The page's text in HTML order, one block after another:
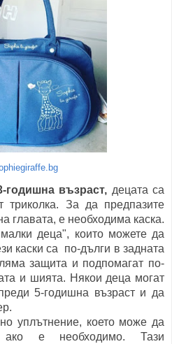
възраст, децата са
триколка. За да предпазите
главата, е необходима каска.
деца", които можете да
каски са по-дълги в задната
защита и подпомагат по-
и шията. Някои деца могат
5-годишна възраст и да
уплътнение, което може да
е необходимо. Тази